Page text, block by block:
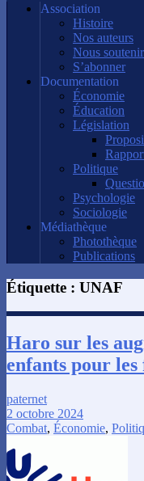
Association
Histoire
Nos auteurs
Nous soutenir
S’abonner
Documentation
Économie
Éducation
Législation
Politique
Psychologie
Sociologie
Médiathèque
Photothèque
Publications
Étiquette : UNAF
Haro sur les
enfants pour
paternet
2 octobre 2024
Combat, Économie,